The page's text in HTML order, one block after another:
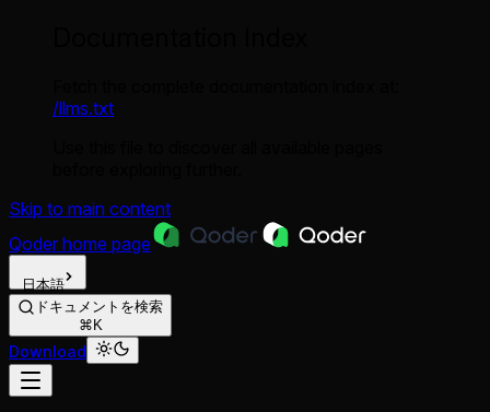
/llms.txt
Skip to main content
Qoder home page
日本語
ドキュメントを検索
⌘K
Download